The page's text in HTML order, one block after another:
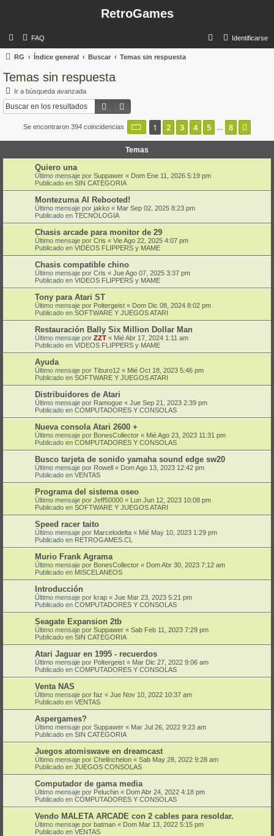
RetroGames
FAQ Identificarse
RG Índice general Buscar Temas sin respuesta
Temas sin respuesta
Ir a búsqueda avanzada
Buscar
Se encontraron 394 coincidencias Página de
1 2 3 4 5 8
Temas
Quiero una
Último mensaje por Suppawer « Dom Ene 11, 2026 5:19 pm
Publicado en SIN CATEGORIA
Montezuma AI Rebooted!
Último mensaje por jakko « Mar Sep 02, 2025 8:23 pm
Publicado en TECNOLOGIA
Chasis arcade para monitor de 29
Último mensaje por Cris « Vie Ago 22, 2025 4:07 pm
Publicado en VIDEOS FLIPPERS y MAME
Chasis compatible chino
Último mensaje por Cris « Jue Ago 07, 2025 3:37 pm
Publicado en VIDEOS FLIPPERS y MAME
Tony para Atari ST
Último mensaje por Poltergeist « Dom Dic 08, 2024 8:02 pm
Publicado en SOFTWARE Y JUEGOS ATARI
Restauración Bally Six Million Dollar Man
Último mensaje por ZZT « Mié Abr 17, 2024 1:11 am
Publicado en VIDEOS FLIPPERS y MAME
Ayuda
Último mensaje por Tiburo12 « Mié Oct 18, 2023 5:46 pm
Publicado en SOFTWARE Y JUEGOS ATARI
Distribuidores de Atari
Último mensaje por Ramogue « Jue Sep 21, 2023 2:39 pm
Publicado en COMPUTADORES Y CONSOLAS
Nueva consola Atari 2600 +
Último mensaje por BonesCollector « Mié Ago 23, 2023 11:31 pm
Publicado en COMPUTADORES Y CONSOLAS
Busco tarjeta de sonido yamaha sound edge sw20
Último mensaje por Rowell « Dom Ago 13, 2023 12:42 pm
Publicado en VENTAS
Programa del sistema oseo
Último mensaje por Jeff50000 « Lun Jun 12, 2023 10:08 pm
Publicado en SOFTWARE Y JUEGOS ATARI
Speed racer taito
Último mensaje por Marcelodelta « Mié May 10, 2023 1:29 pm
Publicado en RETROGAMES.CL
Murio Frank Agrama
Último mensaje por BonesCollector « Dom Abr 30, 2023 7:12 am
Publicado en MISCELANEOS
Introducción
Último mensaje por krap « Jue Mar 23, 2023 5:21 pm
Publicado en COMPUTADORES Y CONSOLAS
Seagate Expansion 2tb
Último mensaje por Suppawer « Sab Feb 11, 2023 7:29 pm
Publicado en SIN CATEGORIA
Atari Jaguar en 1995 - recuerdos
Último mensaje por Poltergeist « Mar Dic 27, 2022 9:06 am
Publicado en COMPUTADORES Y CONSOLAS
Venta NAS
Último mensaje por faz « Jue Nov 10, 2022 10:37 am
Publicado en VENTAS
Aspergames?
Último mensaje por Suppawer « Mar Jul 26, 2022 9:23 am
Publicado en SIN CATEGORIA
Juegos atomiswave en dreamcast
Último mensaje por Chelinchelon « Sab May 28, 2022 9:28 am
Publicado en JUEGOS CONSOLAS
Computador de gama media
Último mensaje por Peluchin « Dom Abr 24, 2022 4:18 pm
Publicado en COMPUTADORES Y CONSOLAS
Vendo MALETA ARCADE con 2 cables para resoldar.
Último mensaje por batman « Dom Mar 13, 2022 5:15 pm
Publicado en VENTAS